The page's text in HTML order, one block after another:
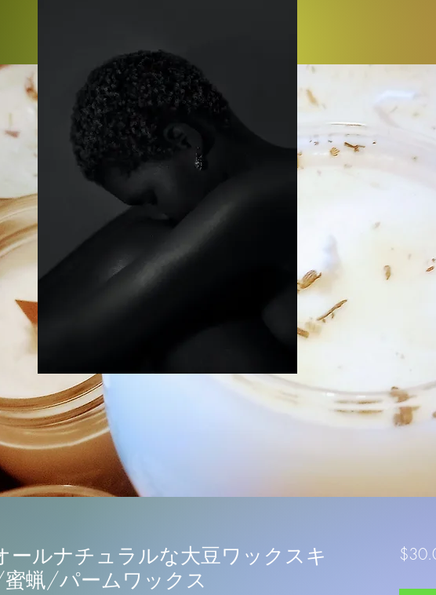
ド。すべて天然素材。1ダースあたり
カートに追加する
ールナチュラルな大豆ワックスキ
蝋/パームワックス